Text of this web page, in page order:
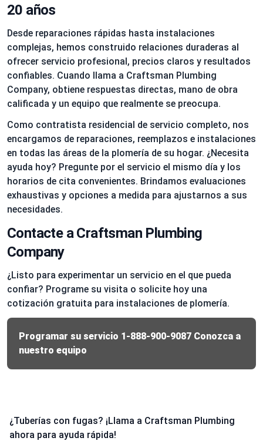
20 años
Desde reparaciones rápidas hasta instalaciones
complejas, hemos construido relaciones duraderas al
ofrecer servicio profesional, precios claros y resultados
confiables. Cuando llama a Craftsman Plumbing
Company, obtiene respuestas directas, mano de obra
calificada y un equipo que realmente se preocupa.
Como contratista residencial de servicio completo, nos
encargamos de reparaciones, reemplazos e instalaciones
en todas las áreas de la plomería de su hogar. ¿Necesita
ayuda hoy? Pregunte por el servicio el mismo día y los
horarios de cita convenientes. Brindamos evaluaciones
exhaustivas y opciones a medida para ajustarnos a sus
necesidades.
Contacte a Craftsman Plumbing
Company
¿Listo para experimentar un servicio en el que pueda
confiar? Programe su visita o solicite hoy una
cotización gratuita para instalaciones de plomería.
Programar su servicio 1-888-900-9087 Conozca a
nuestro equipo
¿Tuberías con fugas? ¡Llama a Craftsman Plumbing
ahora para ayuda rápida!